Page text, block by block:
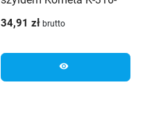
34,91 zł brutto
visibility